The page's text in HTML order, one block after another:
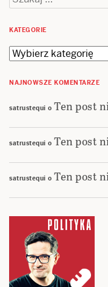
KATEGORIE
Kategorie
NAJNOWSZE KOMENTARZE
satrustequi o Ten post
satrustequi o Ten post
satrustequi o Ten post